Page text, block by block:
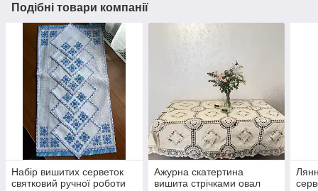
Подібні товари компанії
Набір вишитих серветок
святковий ручної роботи
Ажурна скатертина
вишита стрічками овал